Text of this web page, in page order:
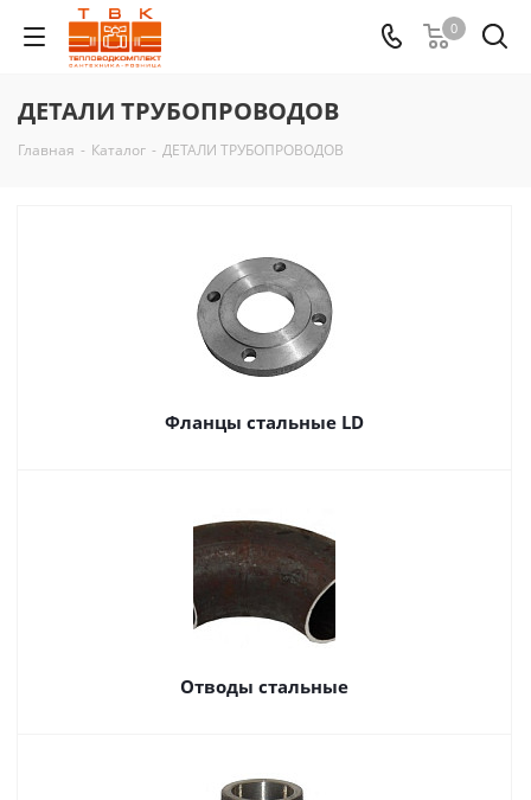
0
ДЕТАЛИ ТРУБОПРОВОДОВ
Главная - Каталог - ДЕТАЛИ ТРУБОПРОВОДОВ
Фланцы стальные LD
Отводы стальные